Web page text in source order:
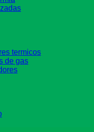
termicos
de gas